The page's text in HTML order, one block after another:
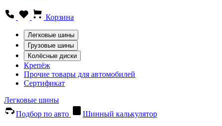
Корзина
Легковые шины
Грузовые шины
Колёсные диски
Крепёж
Прочие товары для автомобилей
Сертификат
Легковые шины
Подбор по авто
Шинный калькулятор